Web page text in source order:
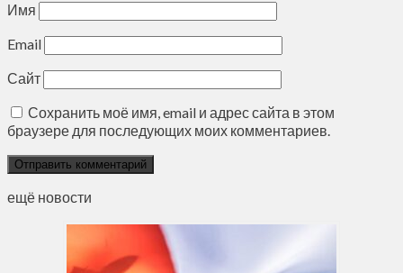
Имя
Email
Сайт
Сохранить моё имя, email и адрес сайта в этом
браузере для последующих моих комментариев.
ещё новости